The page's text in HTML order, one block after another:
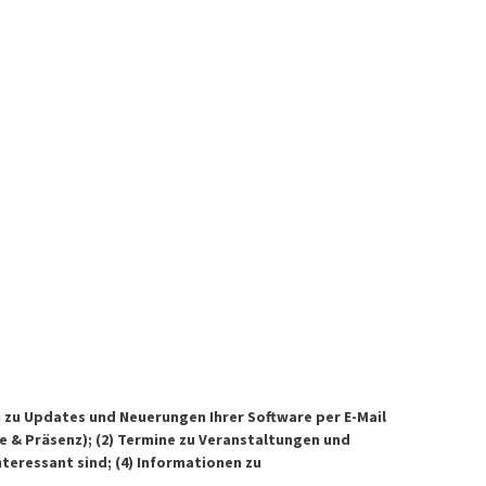
Updates und Neuerungen Ihrer Software per E-Mail
Präsenz); (2) Termine zu Veranstaltungen und
sind; (4) Informationen zu